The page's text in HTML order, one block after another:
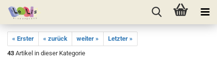
« Erster « zurück weiter »
Letzter »
43 Artikel in dieser Kategorie